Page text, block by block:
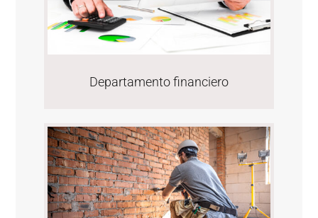
Departamento financiero